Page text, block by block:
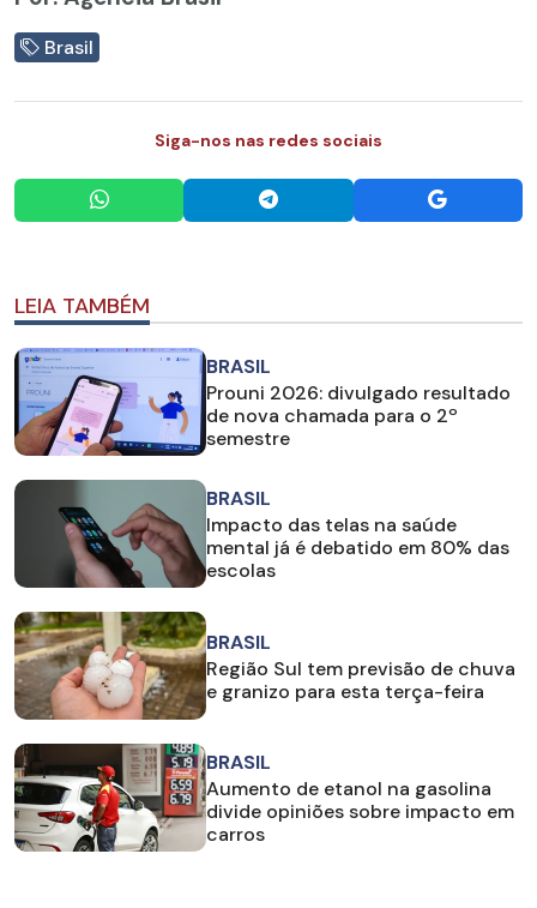
Brasil
Siga-nos nas redes sociais
LEIA TAMBÉM
BRASIL
Prouni 2026: divulgado resultado
de nova chamada para o 2º
semestre
BRASIL
Impacto das telas na saúde
mental já é debatido em 80% das
escolas
BRASIL
Região Sul tem previsão de chuva
e granizo para esta terça-feira
BRASIL
Aumento de etanol na gasolina
divide opiniões sobre impacto em
carros